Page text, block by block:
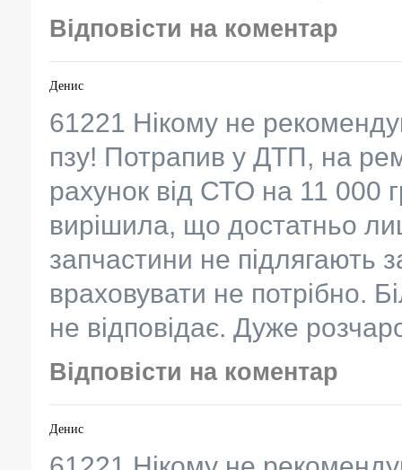
Відповісти на коментар
Денис
61221 Нікому не
пзу! Потрапив у ДТП, на
рахунок від СТО на 11 000
вирішила, що достатньо
запчастини не підлягають
враховувати не потрібно.
не відповідає. Дуже
Відповісти на коментар
Денис